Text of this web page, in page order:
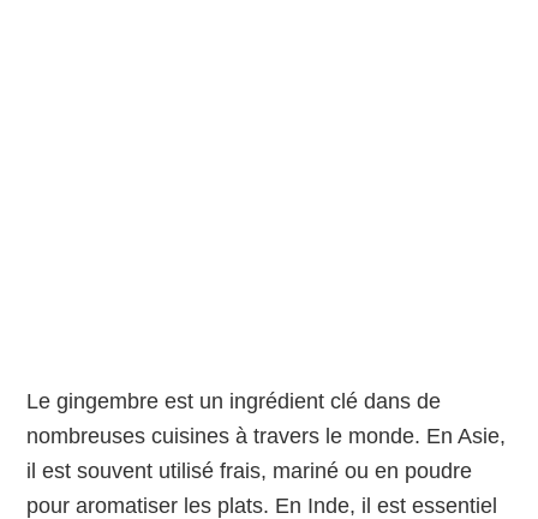
Le gingembre est un ingrédient clé dans de
nombreuses cuisines à travers le monde. En Asie,
il est souvent utilisé frais, mariné ou en poudre
pour aromatiser les plats. En Inde, il est essentiel